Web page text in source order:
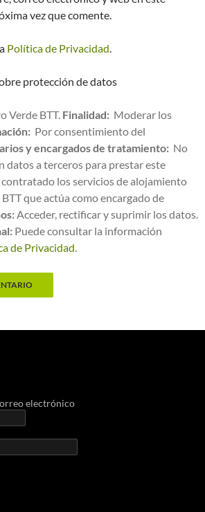
vez que comente.
Política de Privacidad.
protección de datos
Verde BTT. Finalidad: Moderar los
Por consentimiento del
y encargados de tratamiento: No
datos a terceros para prestar este
los servicios de alojamiento
que actúa como encargado de
Acceder, rectificar y suprimir los datos.
Puede consultar la información
de Privacidad.
electrónico